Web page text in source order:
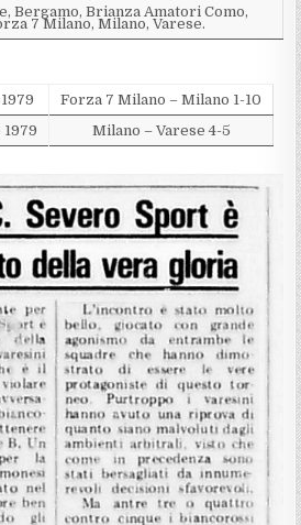
Bergamo, Brianza Amatori Como,
7 Milano, Milano, Varese.
Forza 7 Milano – Milano 1-10
Milano – Varese 4-5